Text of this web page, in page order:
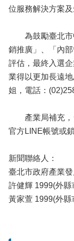
位服務解決方案
為鼓勵臺北市中
銷推廣」、「內
評估，最終入選
業得以更加長遠
姐，電話：
產業局補充，台
官方LINE帳號或
新聞聯絡人：
臺北市政府產業
許健輝 1999(外
黃家萱 1999(外